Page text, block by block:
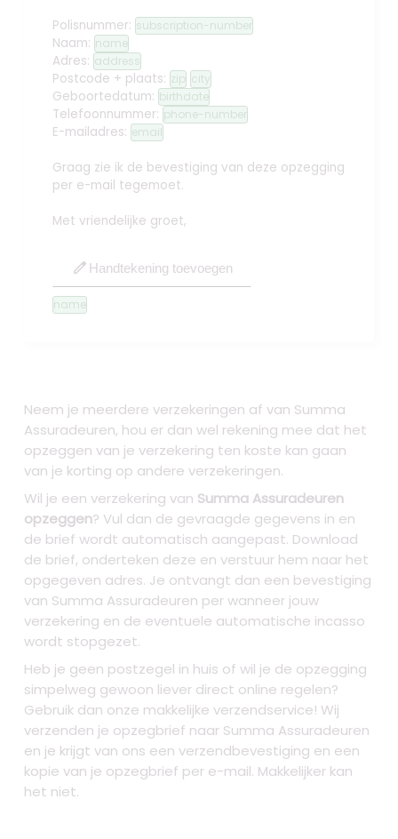
Polisnummer: subscription-number
Naam: name
Adres: address
Postcode + plaats: zip city
Geboortedatum: birthdate
Telefoonnummer: phone-number
E-mailadres: email
Graag zie ik de bevestiging van deze opzegging
per e-mail tegemoet.
Met vriendelijke groet,
edit Handtekening toevoegen
name
Neem je meerdere verzekeringen af van Summa
Assuradeuren, hou er dan wel rekening mee dat het
opzeggen van je verzekering ten koste kan gaan
van je korting op andere verzekeringen.
Wil je een verzekering van Summa Assuradeuren
opzeggen? Vul dan de gevraagde gegevens in en
de brief wordt automatisch aangepast. Download
de brief, onderteken deze en verstuur hem naar het
opgegeven adres. Je ontvangt dan een bevestiging
van Summa Assuradeuren per wanneer jouw
verzekering en de eventuele automatische incasso
wordt stopgezet.
Heb je geen postzegel in huis of wil je de opzegging
simpelweg gewoon liever direct online regelen?
Gebruik dan onze makkelijke verzendservice! Wij
verzenden je opzegbrief naar Summa Assuradeuren
en je krijgt van ons een verzendbevestiging en een
kopie van je opzegbrief per e-mail. Makkelijker kan
het niet.